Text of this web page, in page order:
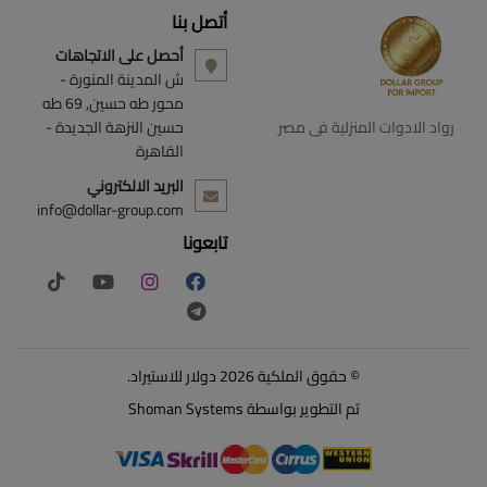
رواد الادوات المنزلية فى مصر
أتصل بنا
أحصل على الاتجاهات
ش المدينة المنورة -
محور طه حسين, 69 طه
حسين النزهة الجديدة -
القاهرة
البريد الالكتروني
info@dollar-group.com
تابعونا
© حقوق الملكية 2026 دولار للاستيراد.
تم التطوير بواسطةShoman Systems